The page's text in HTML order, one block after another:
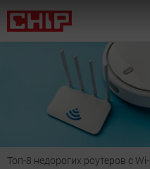
Топ-8 недорогих роутеров с Wi-